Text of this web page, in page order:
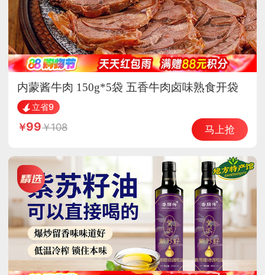
内蒙酱牛肉 150g*5袋 五香牛肉卤味熟食开袋
即食立省9
99 108 马上抢